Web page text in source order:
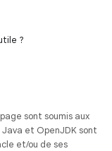
?
sont soumis aux
Java et OpenJDK sont
et/ou de ses